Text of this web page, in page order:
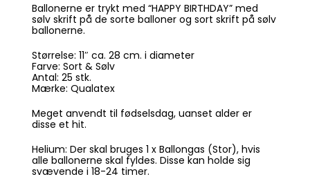
Ballonerne er trykt med “HAPPY BIRTHDAY” med
sølv skrift på de sorte balloner og sort skrift på sølv
ballonerne.
Størrelse: 11″ ca. 28 cm. i diameter
Farve: Sort & Sølv
Antal: 25 stk.
Mærke: Qualatex
Meget anvendt til fødselsdag, uanset alder er
disse et hit.
Helium: Der skal bruges 1 x Ballongas (Stor), hvis
alle ballonerne skal fyldes. Disse kan holde sig
svævende i 18-24 timer.